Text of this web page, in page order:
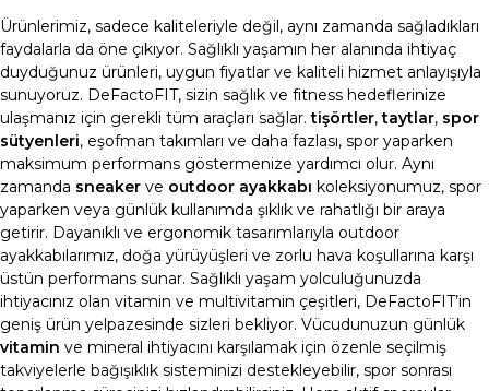
Ürünlerimiz, sadece kaliteleriyle değil, aynı zamanda sağladıkları
faydalarla da öne çıkıyor. Sağlıklı yaşamın her alanında ihtiyaç
duyduğunuz ürünleri, uygun fiyatlar ve kaliteli hizmet anlayışıyla
sunuyoruz. DeFactoFIT, sizin sağlık ve fitness hedeflerinize
ulaşmanız için gerekli tüm araçları sağlar.tişörtler,taytlar, spor
sütyenleri, eşofman takımları ve daha fazlası, spor yaparken
maksimum performans göstermenize yardımcı olur. Aynı
zamanda sneaker ve outdoor ayakkabı koleksiyonumuz, spor
yaparken veya günlük kullanımda şıklık ve rahatlığı bir araya
getirir. Dayanıklı ve ergonomik tasarımlarıyla outdoor
ayakkabılarımız, doğa yürüyüşleri ve zorlu hava koşullarına karşı
üstün performans sunar. Sağlıklı yaşam yolculuğunuzda
ihtiyacınız olan vitamin ve multivitamin çeşitleri, DeFactoFIT’in
geniş ürün yelpazesinde sizleri bekliyor. Vücudunuzun günlük
vitamin ve mineral ihtiyacını karşılamak için özenle seçilmiş
takviyelerle bağışıklık sisteminizi destekleyebilir, spor sonrası